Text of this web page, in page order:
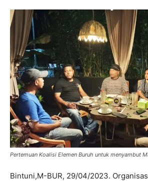
Pertemuan Koalisi Elemen Buruh untuk menyambut
Bintuni,M-BUR, 29/04/2023.